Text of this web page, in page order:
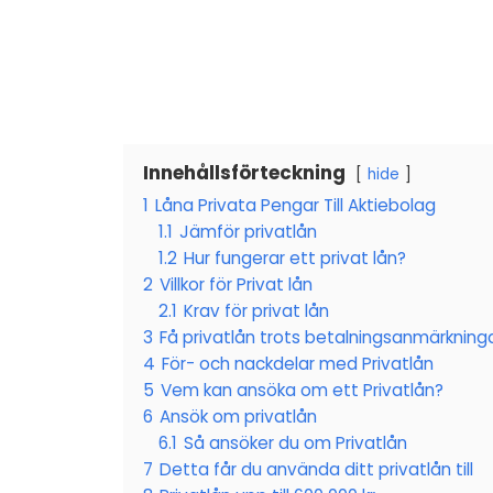
Innehållsförteckning hide
1 Låna Privata Pengar Till Aktiebolag
1.1 Jämför privatlån
1.2 Hur fungerar ett privat lån?
2 Villkor för Privat lån
2.1 Krav för privat lån
3 Få privatlån trots
4 För- och nackdelar med Privatlån
5 Vem kan ansöka om ett Privatlån?
6 Ansök om privatlån
6.1 Så ansöker du om Privatlån
7 Detta får du använda ditt privatlån till